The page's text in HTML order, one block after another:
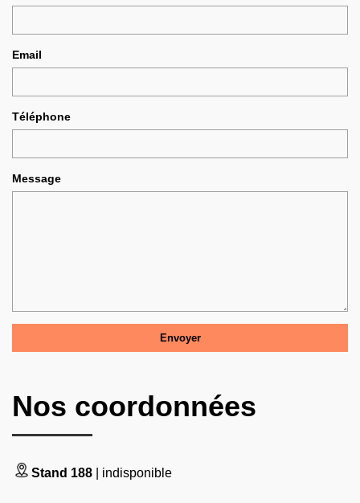
Email
Téléphone
Message
Nos coordonnées
Stand 188 | indisponible